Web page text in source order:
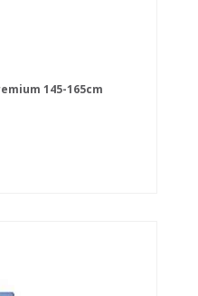
145-165cm